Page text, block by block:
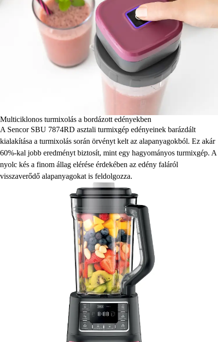
Multiciklonos turmixolás a bordázott edényekben
A Sencor SBU 7874RD asztali turmixgép edényeinek barázdált
kialakítása a turmixolás során örvényt kelt az alapanyagokból. Ez akár
60%-kal jobb eredményt biztosít, mint egy hagyományos turmixgép. A
nyolc kés a finom állag elérése érdekében az edény faláról
visszaverődő alapanyagokat is feldolgozza.